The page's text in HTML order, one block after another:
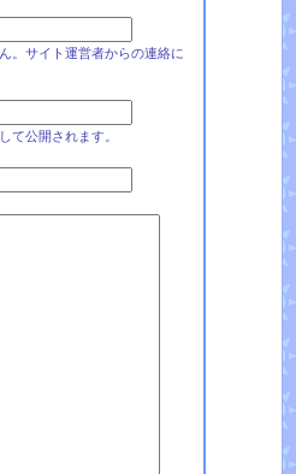
。サイト運営者からの連絡に
て公開されます。